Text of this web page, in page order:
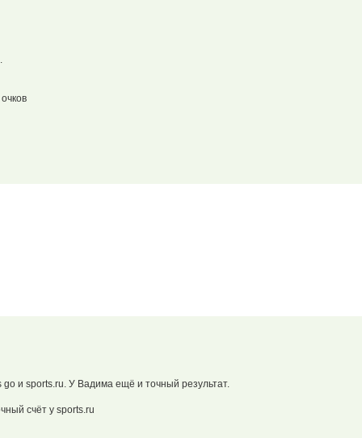
и sports.ru. У Вадима ещё и точный результат.
счёт у sports.ru